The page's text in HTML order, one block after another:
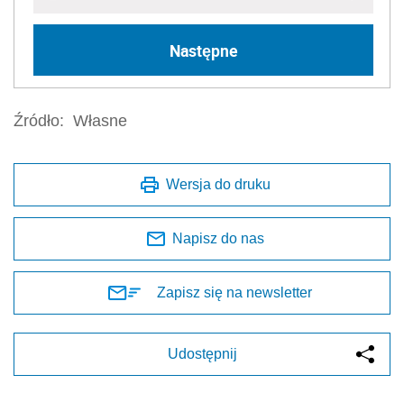
Następne
Źródło: Własne
Wersja do druku
Napisz do nas
Zapisz się na newsletter
Udostępnij